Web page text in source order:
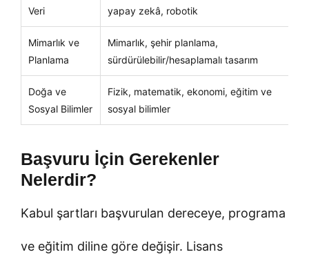
Veri
yapay zekâ, robotik
Mimarlık ve
Planlama
Mimarlık, şehir planlama,
sürdürülebilir/hesaplamalı tasarım
Doğa ve
Sosyal Bilimler
Fizik, matematik, ekonomi, eğitim ve
sosyal bilimler
Başvuru İçin Gerekenler
Nelerdir?
Kabul şartları başvurulan dereceye, programa
ve eğitim diline göre değişir. Lisans